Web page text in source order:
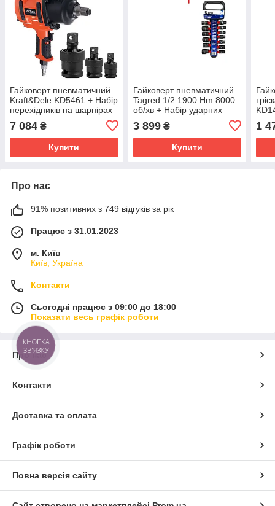
Гайковерт пневматичний
Kraft&Dele KD5461 + Набір
перехідників на шарнірах
для головок 1/4", 3/8", 1/2"
Silve
7 084 ₴
Купити
Гайковерт пневматичний
Tagred 1/2 1900 Hm 8000
об/хв + Набір ударних
мм (G10514)
3 899₴
Купити
1
Про нас
91% позитивних з 749 відгуків за рік
Працює з 31.01.2023
м. Київ
Київ, Україна
Контакти
Сьогодні працює з 09:00 до 18:00
Показати весь графік роботи
Про нас
Контакти
Доставка та оплата
Графік роботи
Повна версія сайту
КНОПКА
ЗВ'ЯЗКУ